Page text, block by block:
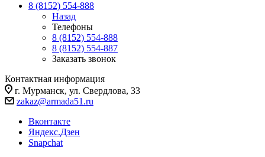
8 (8152) 554-888
Назад
Телефоны
8 (8152) 554-888
8 (8152) 554-887
Заказать звонок
Контактная информация
г. Мурманск, ул. Свердлова, 33
zakaz@armada51.ru
Вконтакте
Яндекс.Дзен
Snapchat